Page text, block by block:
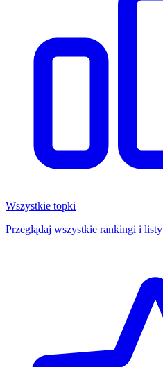
Wszystkie topki
Przeglądaj wszystkie rankingi i listy